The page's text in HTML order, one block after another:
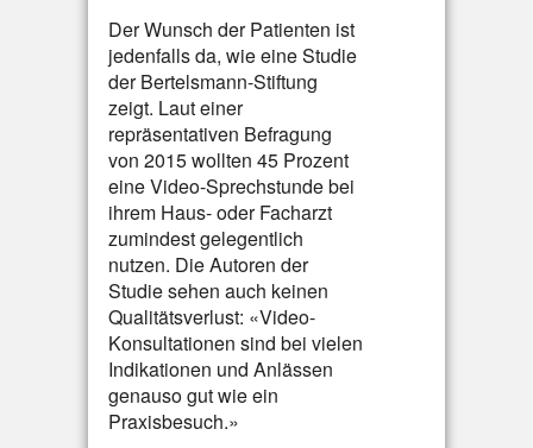
Der Wunsch der Patienten ist
jedenfalls da, wie eine Studie
der Bertelsmann-Stiftung
zeigt. Laut einer
repräsentativen Befragung
von 2015 wollten 45 Prozent
eine Video-Sprechstunde bei
ihrem Haus- oder Facharzt
zumindest gelegentlich
nutzen. Die Autoren der
Studie sehen auch keinen
Qualitätsverlust: «Video-
Konsultationen sind bei vielen
Indikationen und Anlässen
genauso gut wie ein
Praxisbesuch.»